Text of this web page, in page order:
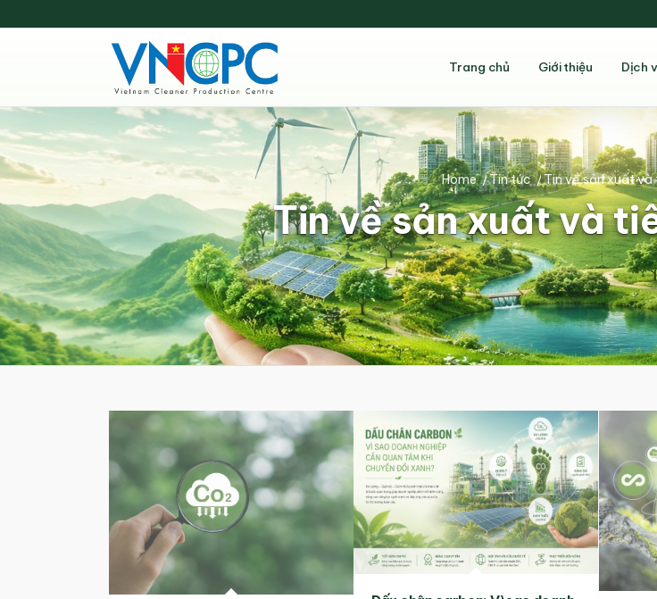
Trang chủ Giới thiệu Dịch
Tin về sản xuất và
Home /Tin tức /Tin về sản xuất và